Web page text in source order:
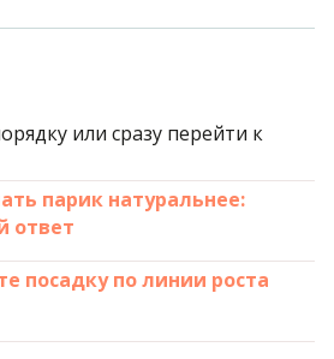
или сразу перейти к
парик натуральнее:
ответ
посадку по линии роста